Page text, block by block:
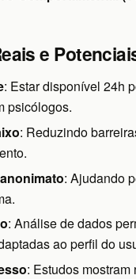
e
: Estar disponível 24h
psicólogos.
: Reduzindo
: Ajudando
: Análise de dados
ao perfil do
: Estudos mostram